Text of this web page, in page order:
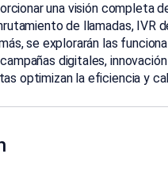
una visión completa
de llamadas, IVR
se explorarán las
digitales,
optimizan la eficiencia y